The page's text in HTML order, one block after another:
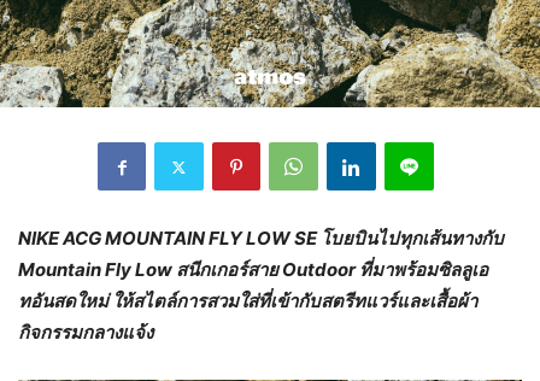
NIKE ACG MOUNTAIN FLY LOW SE โบยบินไปทุกเส้นทางกับ
Mountain Fly Low สนีกเกอร์สายOutdoor ที่มาพร้อมซิลลูเอ
ทอันสดใหม่ ให้สไตล์การสวมใส่ที่เข้ากับสตรีทแวร์และเสื้อผ้า
กิจกรรมกลางแจ้ง